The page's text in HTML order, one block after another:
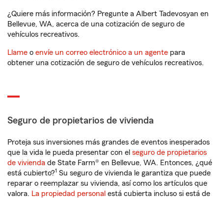
¿Quiere más información? Pregunte a Albert Tadevosyan en
Bellevue, WA, acerca de una cotización de seguro de
vehículos recreativos.
Llame o envíe un correo electrónico a un agente para
obtener una cotización de seguro de vehículos recreativos.
Seguro de propietarios de vivienda
Proteja sus inversiones más grandes de eventos inesperados
que la vida le pueda presentar con el seguro de propietarios
de vivienda de State Farm® en Bellevue, WA. Entonces, ¿qué
está cubierto?1 Su seguro de vivienda le garantiza que puede
reparar o reemplazar su vivienda, así como los artículos que
valora. La propiedad personal está cubierta incluso si está de